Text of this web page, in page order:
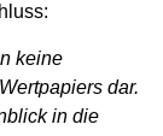
keine
dar.
in die